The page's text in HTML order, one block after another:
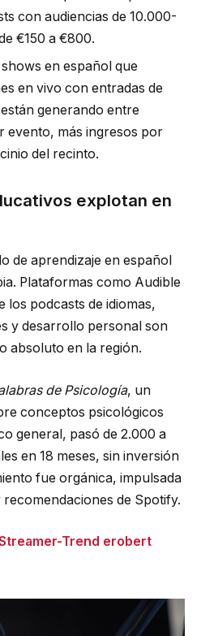
con audiencias de 10.000-
€150 a €800.
en español que
en vivo con entradas de
generando entre
evento, más ingresos por
del recinto.
explotan en
de aprendizaje en español
Plataformas como Audible
los podcasts de idiomas,
y desarrollo personal son
absoluto en la región.
de Psicología, un
conceptos psicológicos
general, pasó de 2.000 a
en 18 meses, sin inversión
fue orgánica, impulsada
de Spotify.
Trend erobert